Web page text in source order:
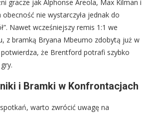
gracze jak Alphonse Areola, Max Kilman i
obecność nie wystarczyła jednak do
Nawet wcześniejszy remis 1:1 we
z bramką Bryana Mbeumo zdobytą już w
że Brentford potrafi szybko
i Bramki w Konfrontacjach
warto zwrócić uwagę na